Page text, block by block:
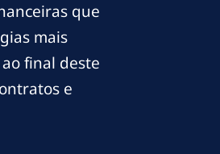
que
mais
final deste
e